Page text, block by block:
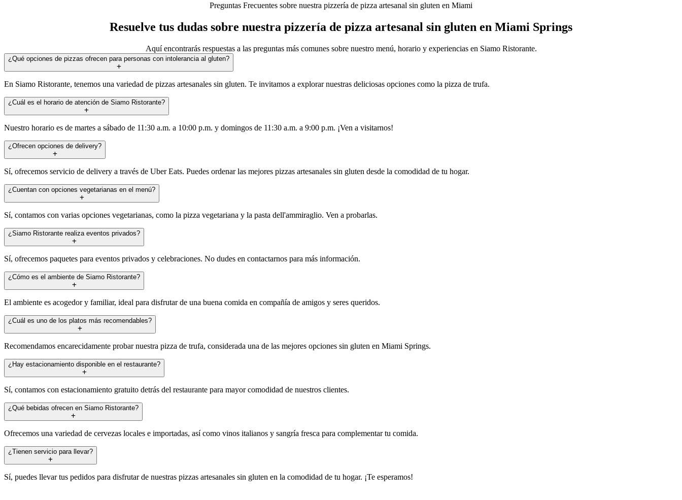
Preguntas Frecuentes sobre nuestra pizzería de pizza artesanal sin gluten en Miami
Resuelve tus dudas sobre nuestra pizzería de pizza artesanal sin gluten en Miami Springs
Aquí encontrarás respuestas a las preguntas más comunes sobre nuestro menú, horario y experiencias en Siamo Ristorante.
¿Qué opciones de pizzas ofrecen para personas con intolerancia al gluten?
En Siamo Ristorante, tenemos una variedad de pizzas artesanales sin gluten. Te invitamos a explorar nuestras deliciosas opciones como la pizza de trufa.
¿Cuál es el horario de atención de Siamo Ristorante?
Nuestro horario es de martes a sábado de 11:30 a.m. a 10:00 p.m. y domingos de 11:30 a.m. a 9:00 p.m. ¡Ven a visitarnos!
¿Ofrecen opciones de delivery?
Sí, ofrecemos servicio de delivery a través de Uber Eats. Puedes ordenar las mejores pizzas artesanales sin gluten desde la comodidad de tu hogar.
¿Cuentan con opciones vegetarianas en el menú?
Sí, contamos con varias opciones vegetarianas, como la pizza vegetariana y la pasta dell'ammiraglio. Ven a probarlas.
¿Siamo Ristorante realiza eventos privados?
Sí, ofrecemos paquetes para eventos privados y celebraciones. No dudes en contactarnos para más información.
¿Cómo es el ambiente de Siamo Ristorante?
El ambiente es acogedor y familiar, ideal para disfrutar de una buena comida en compañía de amigos y seres queridos.
¿Cuál es uno de los platos más recomendables?
Recomendamos encarecidamente probar nuestra pizza de trufa, considerada una de las mejores opciones sin gluten en Miami Springs.
¿Hay estacionamiento disponible en el restaurante?
Sí, contamos con estacionamiento gratuito detrás del restaurante para mayor comodidad de nuestros clientes.
¿Qué bebidas ofrecen en Siamo Ristorante?
Ofrecemos una variedad de cervezas locales e importadas, así como vinos italianos y sangría fresca para complementar tu comida.
¿Tienen servicio para llevar?
Sí, puedes llevar tus pedidos para disfrutar de nuestras pizzas artesanales sin gluten en la comodidad de tu hogar. ¡Te esperamos!